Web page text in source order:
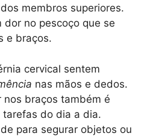
membros superiores.
dor no pescoço que se
e braços.
cervical sentem
nas mãos e dedos.
nos braços também é
do dia a dia.
para segurar objetos ou